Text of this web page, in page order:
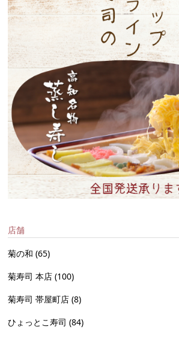
店舗
菊の和(65)
菊寿司 本店(100)
菊寿司 帯屋町店(8)
ひょっとこ寿司(84)